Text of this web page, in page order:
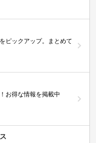
ピックアップ。まとめて
お得な情報を掲載中